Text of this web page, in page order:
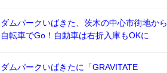
ダムパークいばきた、茨木の中心市街地から
自転車でGo！自動車は右折入庫もOKに
ダムパークいばきたに「GRAVITATE